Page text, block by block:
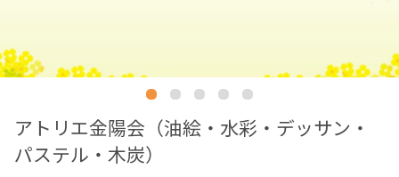
アトリエ金陽会（油絵・水彩・デッサン・
パステル・木炭）